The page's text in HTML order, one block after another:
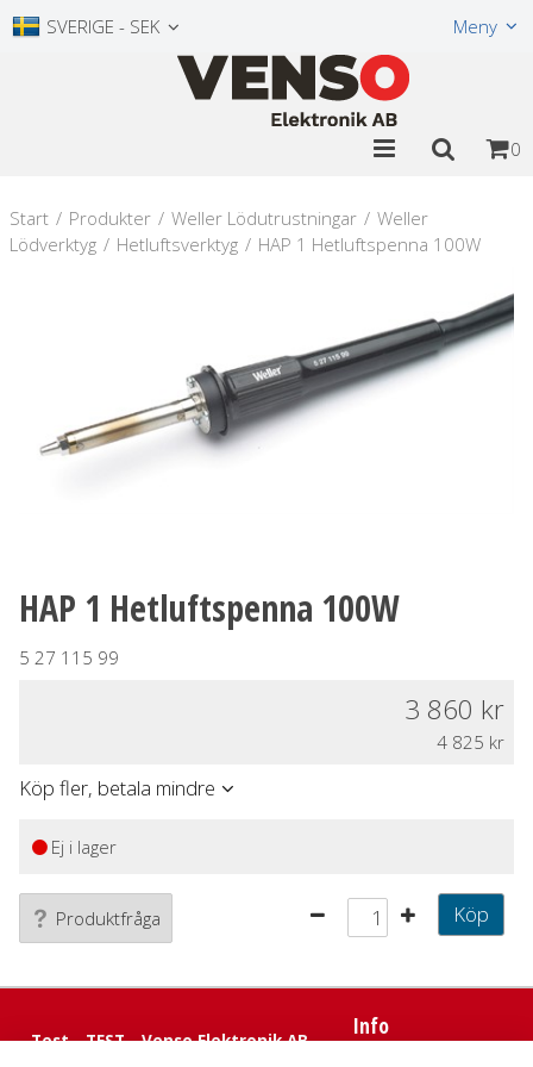
SVERIGE - SEK Meny
0
Start / Produkter / Weller Lödutrustningar / Weller
Lödverktyg / Hetluftsverktyg / HAP 1 Hetluftspenna 100W
HAP 1 Hetluftspenna 100W
5 27 115 99
3 860
4 825
Köp fler, betala mindre
Ej i lager
Produktfråga Köp
Test - TEST - Venso Elektronik AB
Info